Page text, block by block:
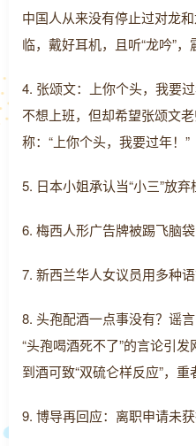
中国人从来没有停止过对龙
临，戴好耳机，且听“龙吟”，
4. 张颂文：上你个头，我要
不想上班，但却希望张颂文
称：“上你个头，我要过年！”
5. 日本小姐承认当“小三”放弃
6. 梅西人形广告牌被踢飞脑袋
7. 新西兰华人女议员用多种
8. 头孢配酒一点事没有？谣
“头孢喝酒死不了”的言论引
到酒可致“双硫仑样反应”，重
9. 博导再回应：离职申请未